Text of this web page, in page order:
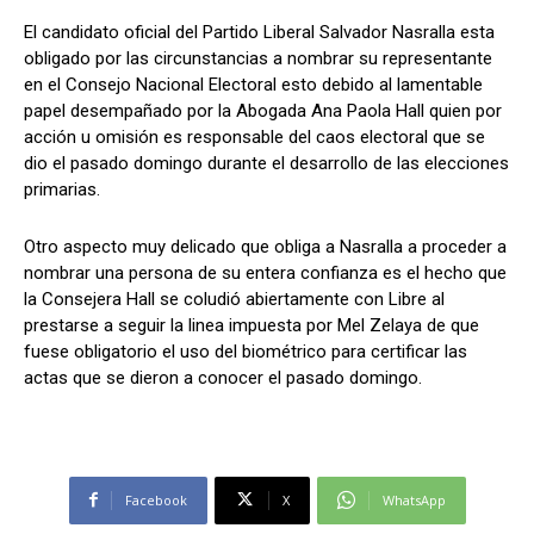
Comparta
Facebook X WhatsApp
Síganos
Comparta
Facebook X WhatsApp
Síganos
El candidato oficial del Partido Liberal Salvador Nasralla esta
obligado por las circunstancias a nombrar su representante
en el Consejo Nacional Electoral esto debido al lamentable
papel desempañado por la Abogada Ana Paola Hall quien por
acción u omisión es responsable del caos electoral que se
dio el pasado domingo durante el desarrollo de las elecciones
primarias.
Otro aspecto muy delicado que obliga a Nasralla a proceder a
nombrar una persona de su entera confianza es el hecho que
la Consejera Hall se coludió abiertamente con Libre al
prestarse a seguir la linea impuesta por Mel Zelaya de que
fuese obligatorio el uso del biométrico para certificar las
actas que se dieron a conocer el pasado domingo.
Facebook X WhatsApp